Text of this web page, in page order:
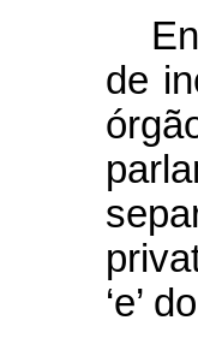
de
‘e’